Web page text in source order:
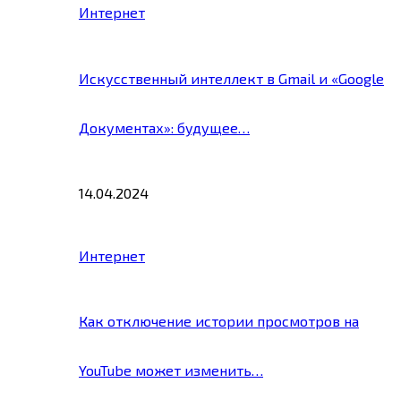
Интернет
Искусственный интеллект в Gmail и «Google
Документах»: будущее…
14.04.2024
Интернет
Как отключение истории просмотров на
YouTube может изменить…